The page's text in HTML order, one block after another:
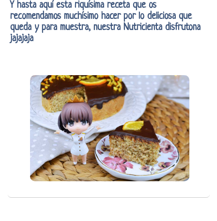
Y hasta aquí esta riquísima receta que os
recomendamos muchísimo hacer por lo deliciosa que
queda y para muestra, nuestra Nutricienta disfrutona
jajajaja